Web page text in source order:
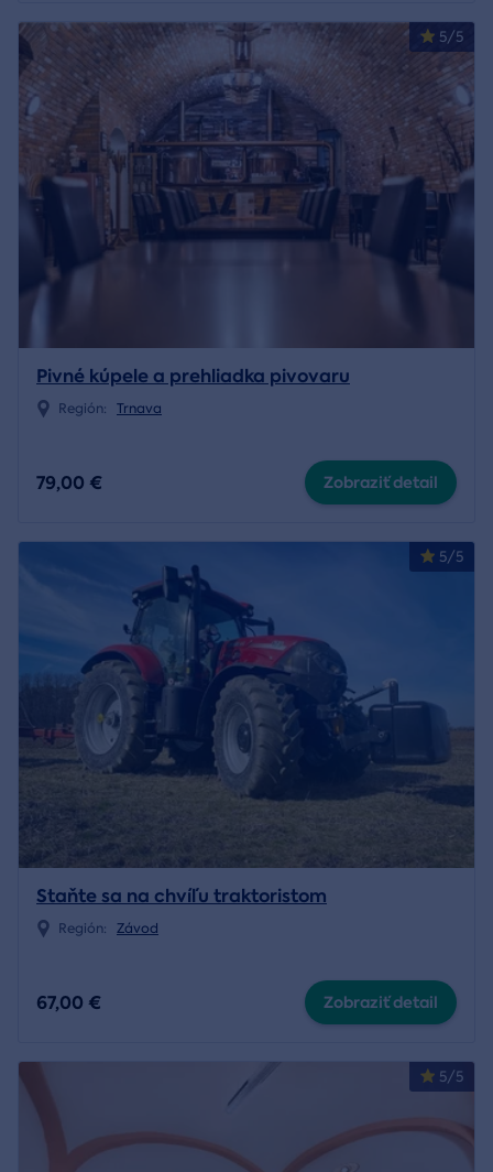
5/5
Pivné kúpele a prehliadka pivovaru
Región: Trnava
79,00 € Zobraziť detail
5/5
Staňte sa na chvíľu traktoristom
Región: Závod
67,00 € Zobraziť detail
5/5